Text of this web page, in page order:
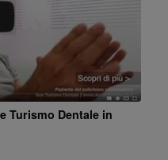
Turismo Dentale in